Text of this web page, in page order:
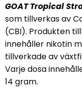
GOAT Tropical
som tillverkas av
(CBI). Produkten
innehåller nikotin
tillverkade av
Varje dosa
14 gram.